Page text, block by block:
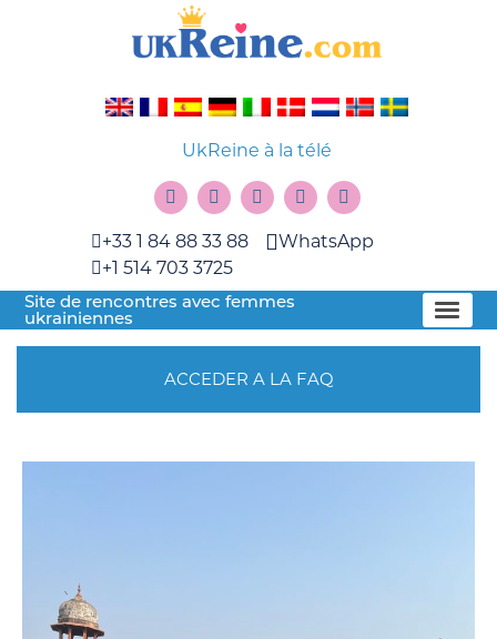
UkReine à la télé
+33 1 84 88 33 88
+1 514 703 3725
WhatsApp
Site de rencontres avec femmes
ukrainiennes
ACCEDER A LA FAQ